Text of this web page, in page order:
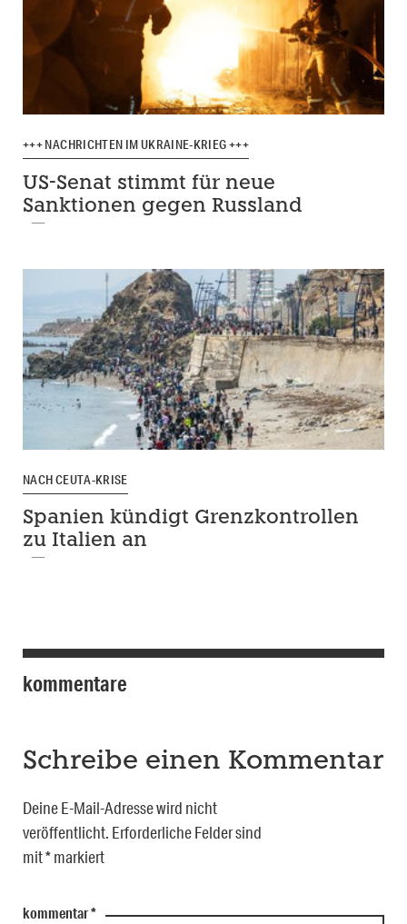
+++ NACHRICHTEN IM UKRAINE-KRIEG +++
US-Senat stimmt für neue
Sanktionen gegen Russland
NACH CEUTA-KRISE
Spanien kündigt Grenzkontrollen
zu Italien an
kommentare
Schreibe einen Kommentar
Deine E-Mail-Adresse wird nicht
veröffentlicht. Erforderliche Felder sind
mit*markiert
kommentar*